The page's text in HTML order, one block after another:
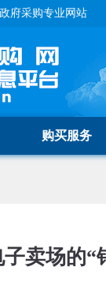
府采购专业网站
购买服务
卖场的“